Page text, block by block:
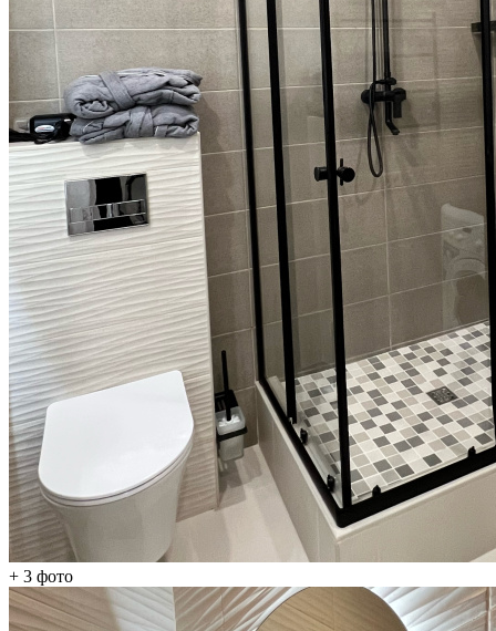
+ 3 фото